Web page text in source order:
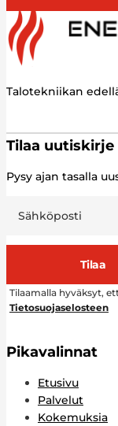
Talotekniikan
Tilaa uutiskirje
Pysy ajan tasalla
Tilaa
Tilaamalla hyväksyt,
Tietosuojaselosteen
Pikavalinnat
Etusivu
Palvelut
Kokemuksia